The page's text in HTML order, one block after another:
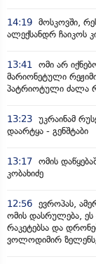
14:19 მოსკოვში,
ალექსანდრ ჩაიკოს
13:41 ომი არ
მარიონეტული
პატრიოტული ძალა
13:23 უკრაინამ
დაარტყა - გენშტაბი
13:17 ომის
კობახიძე
12:56 ევროპას,
ომის დასრულება,
რაკეტებსა და
ვოლოდიმირ